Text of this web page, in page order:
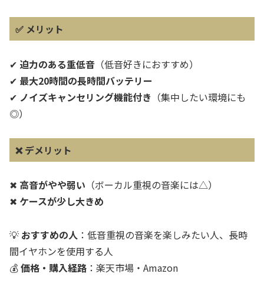
✅ メリット
✔ 迫力のある重低音 （低音好きにおすすめ）
✔ 最大20時間の長時間バッテリー
✔ ノイズキャンセリング機能付き （集中したい環境にも
◎）
❌デメリット
✖ 高音がやや弱い （ボーカル重視の音楽には△）
✖ ケースが少し大きめ
💡 おすすめの人 ：低音重視の音楽を楽しみたい人、長時
間イヤホンを使用する人
💰価格・購入経路 ：楽天市場・Amazon